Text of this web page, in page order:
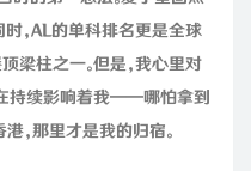
，AL的单科排名更是全球
梁柱之一。但是，我心里对
持续影响着我——哪怕拿到
，那里才是我的归宿。